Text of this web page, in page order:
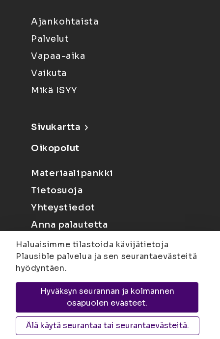
Ajankohtaista
Palvelut
Vapaa-aika
Vaikuta
Mikä ISYY
Sivukartta
Oikopolut
Materiaalipankki
Tietosuoja
Yhteystiedot
Anna palautetta
Joensuu
Suvantokatu 6, 80100 Joensuu |
KuopioYliopistonranta 15, PL 1627, 70211
Kuopio
Haluaisimme tilastoida kävijätietoja
Plausible palvelua ja sen seurantaevästeitä
hyödyntäen.
Hyväksyn seurannan ja kolmannen
osapuolen evästeet.
Älä käytä seurantaa tai seurantaevästeitä.